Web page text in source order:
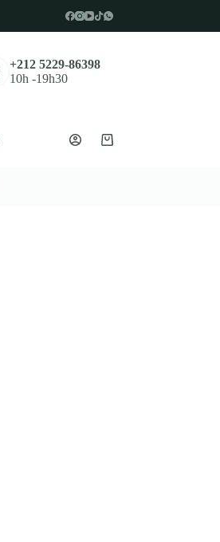
+212 5229-86398
10h -19h30
Panier